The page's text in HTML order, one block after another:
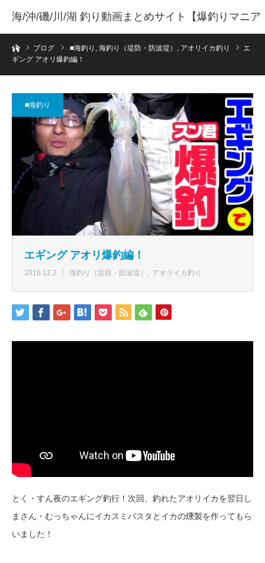
海/沖/磯/川/湖 釣り動画まとめサイト【爆釣りマニア
】ホームブログ ■海釣り , 海釣り（堤防・防波堤） , アオリイカ釣り
エ
ギング アオリ爆釣編！
■海釣り
エギング アオリ爆釣編！
2016.12.2 海釣り（堤防・防波堤） アオリイカ釣り
とく・すん夜のエギング釣行！次回、釣れたアオリイカを翌日し
まさん・むっちゃんにイカスミパスタとイカの燻製を作ってもら
いました！